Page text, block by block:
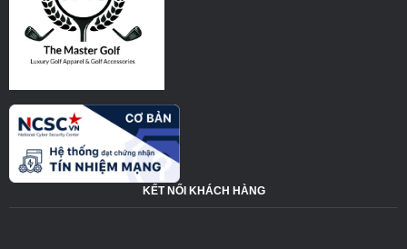
KẾT NỐI KHÁCH HÀNG